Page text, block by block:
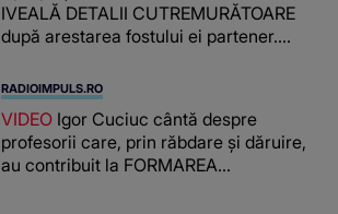
IVEALĂ DETALII CUTREMURĂTOARE
după arestarea fostului ei partener.
românca ucisă în Italia și ascunsă în
lada unui pat: " Îmi pare rău că nu am
reușit să fac mai mult pentru ea și..."
RADIOIMPULS.RO
VIDEO Igor Cuciuc cântă despre
profesorii care, prin răbdare și dăruire,
au contribuit la FORMAREA